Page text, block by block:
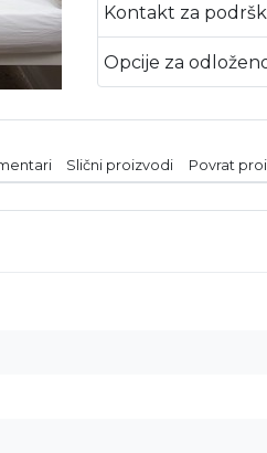
Kontakt za
Opcije za
Slični proizvodi Povrat